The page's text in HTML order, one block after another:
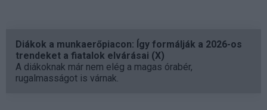
Diákok a munkaerőpiacon: Így formálják a 2026-os
trendeket a fiatalok elvárásai (X)
A diákoknak már nem elég a magas órabér,
rugalmasságot is várnak.